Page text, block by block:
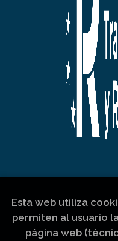
Esta web utiliza
permiten al usuario
página web